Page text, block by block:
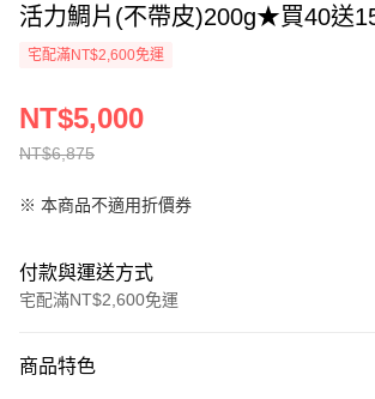
活力鯛片(不帶皮)200g★買40送
宅配滿NT$2,600免運
NT$6,875
NT$5,000
※ 本商品不適用折價券
付款與運送方式
宅配滿NT$2,600免運
信用卡一次付款
商品特色